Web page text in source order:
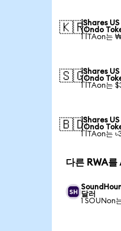
🇰🇷iShares
(Ondo
1 ITAon는
🇸🇬iShares
(Ondo
1 ITAon는
🇧🇩iShares
(Ondo
1 ITAon는
다른 RWA를
달러
1 SOUNon